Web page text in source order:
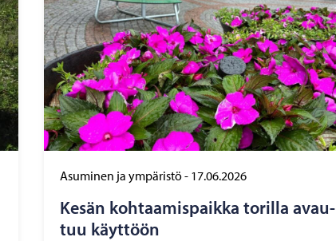
Asuminen ja ympäristö- 17.06.2026
Kesän koh­taa­mis­paik­ka to­ril­la avau­
tuu käyt­töön